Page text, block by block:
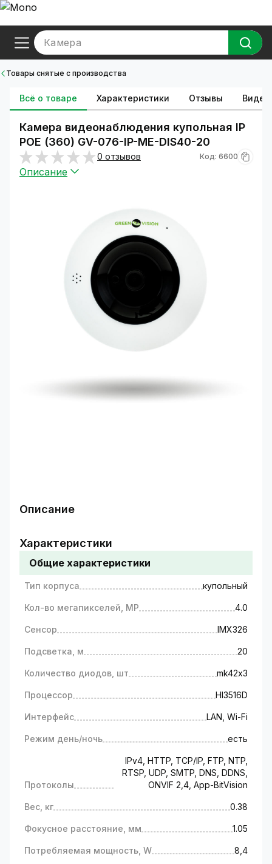
Камера
Товары снятые с производства
Всё о товаре Характеристики Отзывы Видео
Камера видеонаблюдения купольная IP
POE (360) GV-076-IP-ME-DIS40-20
0 отзывов Код: 6600
Описание
Описание
Принцип работы IP камеры видеонаблюдения
GV-076-IP-ME-DIS40-20 (360) POE строится на
использовании передачи потокового
изображения по проводным сетям. Для
трансляции видеосигнала используют
стандартный сетевой протокол - IPv4, HTTP,
DDNS, ONVIF 2,4, App-BitVision. IP камеры
за объектом) способны решать такие задачи,
как:
процессов (например, вы можете
проконтролировать работу няни,
домработницы и т.д. с экрана мобильного
телефона на расстоянии);
(изображения с камер видеонаблюдения
помогают разоблачить квартирных воров,
или разобраться в случаях мошенничества с
денежными купюрами в банках, магазинах и
контроль прихода и ухода сотрудников на
работу и многое другое.
Для самостоятельной установки Вам
Характеристики
Общие характеристики
Тип корпуса купольный
Кол-во мегапикселей, MP 4.0
Сенсор IMX326
Подсветка, м 20
Количество диодов, шт mk42х3
Процессор HI3516D
Интерфейс LAN, Wi-Fi
Режим день/ночь есть
Протоколы
IPv4, HTTP, TCP/IP, FTP, NTP,
RTSP, UDP, SMTP, DNS, DDNS,
ONVIF 2,4, App-BitVision
Вес, кг 0.38
Фокусное расстояние, мм 1.05
Потребляемая мощность, W 8,4